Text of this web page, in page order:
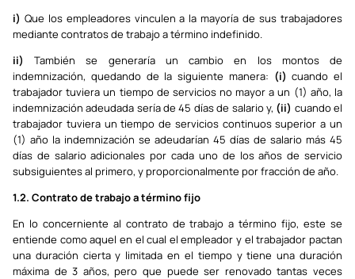
i) Que los empleadores vinculen a la mayoría de sus trabajadores
mediante contratos de trabajo a término indefinido.
ii)
También se generaría un cambio en los montos de
indemnización, quedando de la siguiente manera: (i) cuando el
trabajador tuviera un tiempo de servicios no mayor a un (1) año, la
indemnización adeudada sería de 45 días de salario y, (ii) cuando el
trabajador tuviera un tiempo de servicios continuos superior a un
(1) año la indemnización se adeudarían 45 días de salario más 45
días de salario adicionales por cada uno de los años de servicio
subsiguientes al primero, y proporcionalmente por fracción de año.
1.2. Contrato de trabajo a término fijo
En lo concerniente al contrato de trabajo a término fijo, este se
entiende como aquel en el cual el empleador y el trabajador pactan
una duración cierta y limitada en el tiempo y tiene una duración
máxima de 3 años, pero que puede ser renovado tantas veces